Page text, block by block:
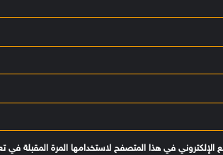
الإلكتروني في هذا المتصفح لاستخدامها المرة المقبلة في